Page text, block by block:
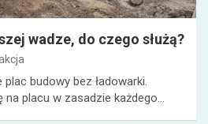
wadze, do czego służą?
budowy bez ładowarki.
na placu w zasadzie każdego…